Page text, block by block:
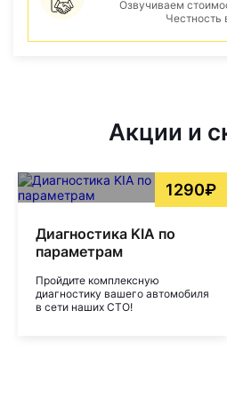
Озвучиваем
Честность
Акции и
1290₽
Диагностика KIA по
параметрам
Пройдите комплексную
диагностику вашего автомобиля
в сети наших СТО!